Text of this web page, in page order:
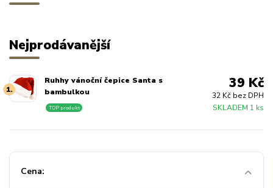
Nejprodávanější
1.
Ruhhy vánoční čepice Santa s
bambulkou
SKLADEM 1 ks
TOP produkt
39 Kč
32 Kč bez DPH
Cena: